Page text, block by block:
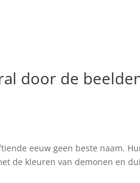
door de
eeuw geen beste naam.
de kleuren van demonen en